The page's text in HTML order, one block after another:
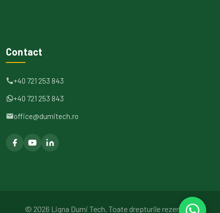
Contact
+40 721 253 843
+40 721 253 843
office@dumitech.ro
© 2026 Ligna Dumi Tech. Toate drepturile rezervate.